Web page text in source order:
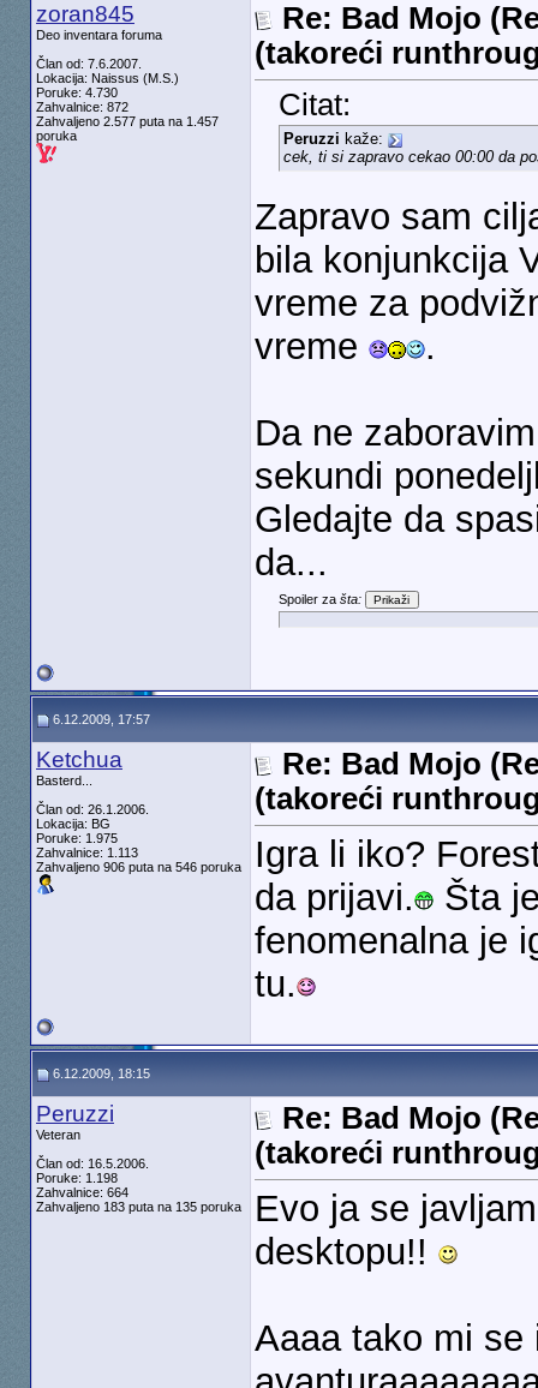
zoran845
Deo inventara foruma
Član od: 7.6.2007.
Lokacija: Naissus (M.S.)
Poruke: 4.730
Zahvalnice: 872
Zahvaljeno 2.577 puta na 1.457
poruka
Re: Bad Mojo
(takoreći
Citat:
Peruzzi kaže:
cek, ti si zapravo cekao 00:00 da
Zapravo sam
bila konjunkcija
vreme za
vreme
.
Da ne
sekundi
Gledajte da
da...
Spoiler za šta:
6.12.2009, 17:57
Ketchua
Basterd...
Član od: 26.1.2006.
Lokacija: BG
Poruke: 1.975
Zahvalnice: 1.113
Zahvaljeno 906 puta na 546 poruka
Re: Bad Mojo
(takoreći
Igra li iko?
da prijavi. Šta
fenomenalna je
tu.
6.12.2009, 18:15
Peruzzi
Veteran
Član od: 16.5.2006.
Poruke: 1.198
Zahvalnice: 664
Zahvaljeno 183 puta na 135 poruka
Re: Bad Mojo
(takoreći
Evo ja se
desktopu!!
Aaaa tako mi se